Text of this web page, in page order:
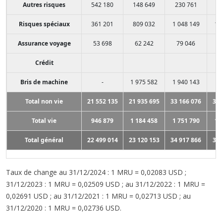
Autres risques 542 180 148 649 230 761
Risques spéciaux 361 201 809 032 1 048 149 1
Assurance voyage 53 698 62 242 79 046
Crédit
Bris de machine - 1 975 582 1 940 143
Total non vie 21 552 135 21 935 695 33 166 076 32
Total vie 946 879 1 184 458 1 751 790 1
Total général 22 499 014 23 120 153 34 917 866 33
Taux de change au 31/12/2024 : 1 MRU = 0,02083 USD ;
31/12/2023 : 1 MRU = 0,02509 USD ; au 31/12/2022 : 1 MRU =
0,02691 USD ; au 31/12/2021 : 1 MRU = 0,02713 USD ; au
31/12/2020 : 1 MRU = 0,02736 USD.